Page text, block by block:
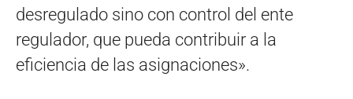
desregulado sino con control del ente
regulador, que pueda contribuir a la
eficiencia de las asignaciones».